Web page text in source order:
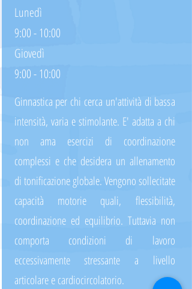
Lunedì
9:00 - 10:00
Giovedì
9:00 - 10:00
Ginnastica per chi cerca un'attività di bassa
intensità, varia e stimolante. E' adatta a chi
non ama esercizi di coordinazione
complessi e che desidera un allenamento
di tonificazione globale. Vengono sollecitate
capacità motorie quali, flessibilità,
coordinazione ed equilibrio. Tuttavia non
comporta condizioni di lavoro
eccessivamente stressante a livello
articolare e cardiocircolatorio.